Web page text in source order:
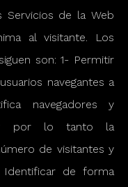
Servicios de la Web
al visitante. Los
son: 1- Permitir
navegantes a
navegadores y
y por lo tanto la
de visitantes y
de forma